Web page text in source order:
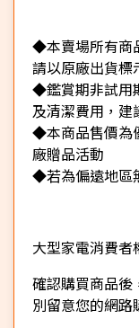
◆本賣場所有商
請以原廠出貨標
◆鑑賞期非試用
及清潔費用，
◆本商品售價為
廠贈品活動
◆若為偏遠地區
大型家電消費者
確認購買商品後
別留意您的網路